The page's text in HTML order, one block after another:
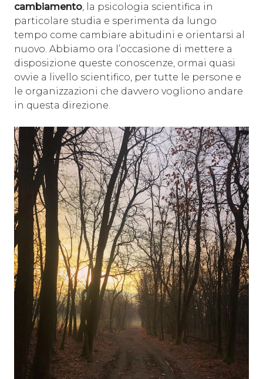
cambiamento, la psicologia scientifica in
particolare studia e sperimenta da lungo
tempo come cambiare abitudini e orientarsi al
nuovo. Abbiamo ora l’occasione di mettere a
disposizione queste conoscenze, ormai quasi
ovvie a livello scientifico, per tutte le persone e
le organizzazioni che davvero vogliono andare
in questa direzione.